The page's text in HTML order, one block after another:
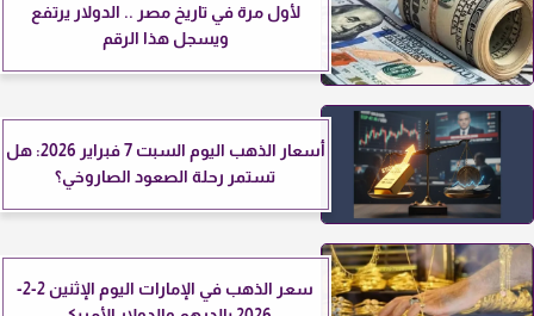
لأول مرة في تاريخ مصر .. الدولار يرتفع
ويسجل هذا الرقم
أسعار الذهب اليوم السبت 7 فبراير 2026: هل
تستمر رحلة الصعود الصاروخي؟
سعر الذهب في الإمارات اليوم الإثنين 2-2-